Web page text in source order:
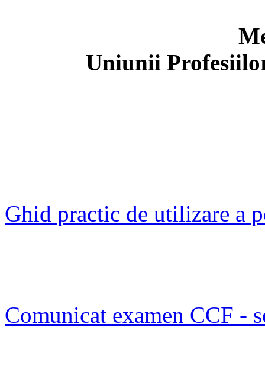
Uniunii
Ghid practic de utilizare a
Comunicat examen CCF -